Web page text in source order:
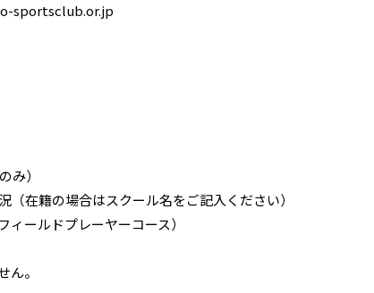
sportsclub.or.jp
み）
在籍の場合はスクール名をご記入ください）
ールドプレーヤーコース）
。